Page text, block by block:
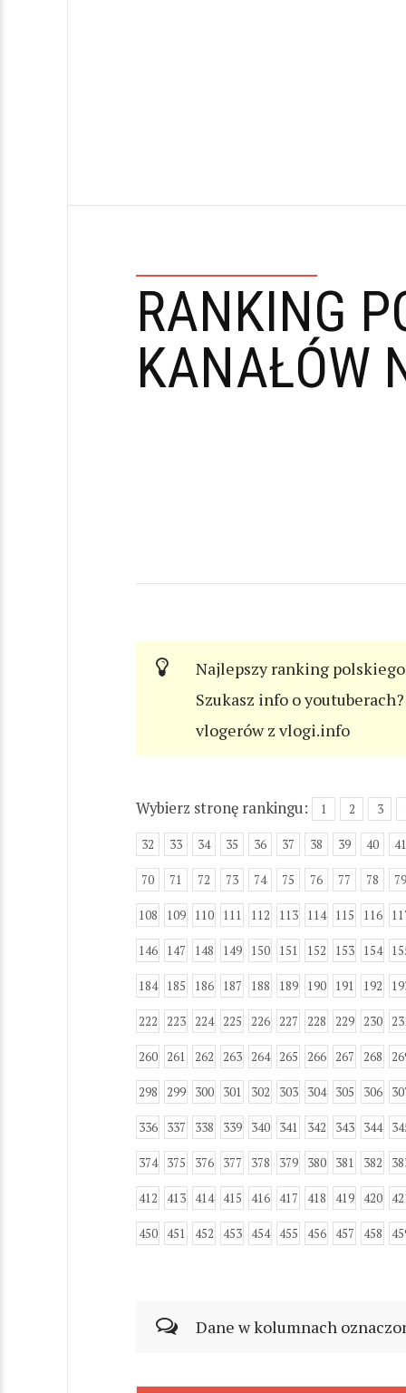
RANKING
KANAŁÓW
Najlepszy ranking
Szukasz info o
vlogerów z vlogi.info
Wybierz stronę rankingu: 1 2 3
32 33 34 35 36 37 38 39 40 41
70 71 72 73 74 75 76 77 78 79
108 109 110 111 112 113 114 115 116
146 147 148 149 150 151 152 153 154
184 185 186 187 188 189 190 191 192
222 223 224 225 226 227 228 229 230
260 261 262 263 264 265 266 267 268
298 299 300 301 302 303 304 305 306
336 337 338 339 340 341 342 343 344
374 375 376 377 378 379 380 381 382
412 413 414 415 416 417 418 419 420
450 451 452 453 454 455 456 457 458
Dane w kolumnach